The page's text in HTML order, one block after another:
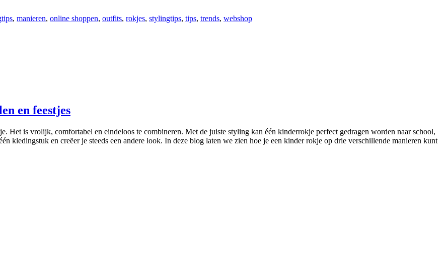
, manieren, online shoppen, outfits, rokjes, stylingtips, tips, trends, webshop
en feestjes
Het is vrolijk, comfortabel en eindeloos te combineren. Met de juiste styling kan één kinderrokje perfect gedragen worden naar school,
kledingstuk en creëer je steeds een andere look. In deze blog laten we zien hoe je een kinder rokje op drie verschillende manieren kunt